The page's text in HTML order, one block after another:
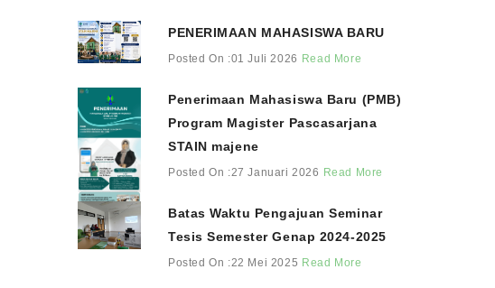
PENERIMAAN MAHASISWA BARU
Posted On :01 Juli 2026 Read More
Penerimaan Mahasiswa Baru (PMB)
Program Magister Pascasarjana
STAIN majene
Posted On :27 Januari 2026 Read More
Batas Waktu Pengajuan Seminar
Tesis Semester Genap 2024-2025
Posted On :22 Mei 2025 Read More